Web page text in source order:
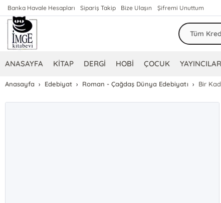
Banka Havale Hesapları Sipariş Takip Bize Ulaşın Şifremi Unuttum
ANASAYFA KİTAP DERGİ HOBİ ÇOCUK YAYINCILAR
Anasayfa Edebiyat Roman - Çağdaş Dünya Edebiyatı Bir